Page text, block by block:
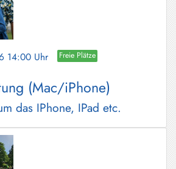
14:00 Uhr Freie Plätze
(Mac/iPhone)
das IPhone, IPad etc.